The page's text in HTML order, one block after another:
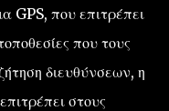
GPS, που επιτρέπει
που τους
διευθύνσεων, η
στους